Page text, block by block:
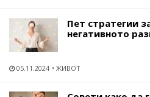
Пет стратегии
негативното
05.11.2024 ЖИВОТ